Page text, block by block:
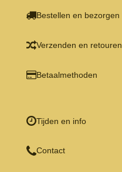
Bestellen en bezorgen
Verzenden en retouren
Betaalmethoden
Tijden en info
Contact